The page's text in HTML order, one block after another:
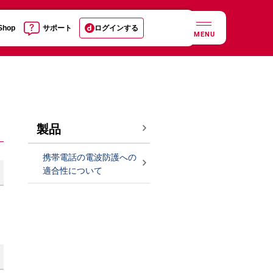
サポート ログインする
MENU
製品
携帯電話の電波防護への
適合性について